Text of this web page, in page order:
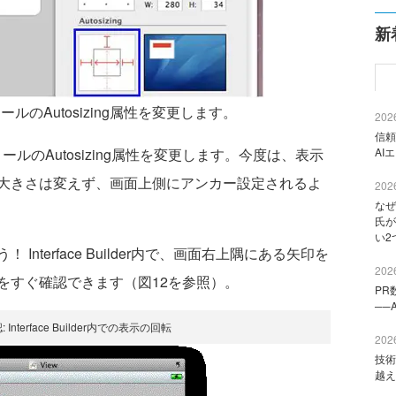
のAutosizing属性を変更します。
ルのAutosizing属性を変更します。今度は、表示
さは変えず、画面上側にアンカー設定されるよ
Interface Builder内で、画面右上隅にある矢印を
ぐ確認できます（図12を参照）。
Builder内での表示の回転
新
信
AI
な
氏
い2
PR
技
越